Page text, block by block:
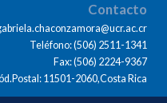
Contacto
Teléfono: (506) 2511-1341
Fax: (506) 2224-9367
11501-2060,Costa Rica